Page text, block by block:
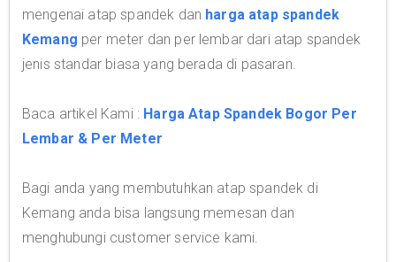
mengenai atap spandek dan harga atap spandek
Kemang per meter dan per lembar dari atap spandek
jenis standar biasa yang berada di pasaran.
Baca artikel Kami : Harga Atap Spandek Bogor Per
Lembar & Per Meter
Bagi anda yang membutuhkan atap spandek di
Kemang anda bisa langsung memesan dan
menghubungi customer service kami.